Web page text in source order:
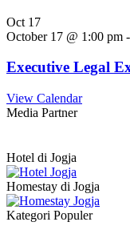
Oct 17
October 17 @ 1:00 pm -
Executive Legal
View Calendar
Media Partner
Hotel di Jogja
Homestay di Jogja
Kategori Populer